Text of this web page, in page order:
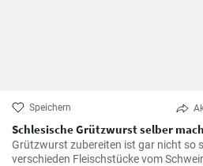
Speichern
Schlesische Grützwurst selber
Grützwurst zubereiten ist gar nicht so
verschieden Fleischstücke vom